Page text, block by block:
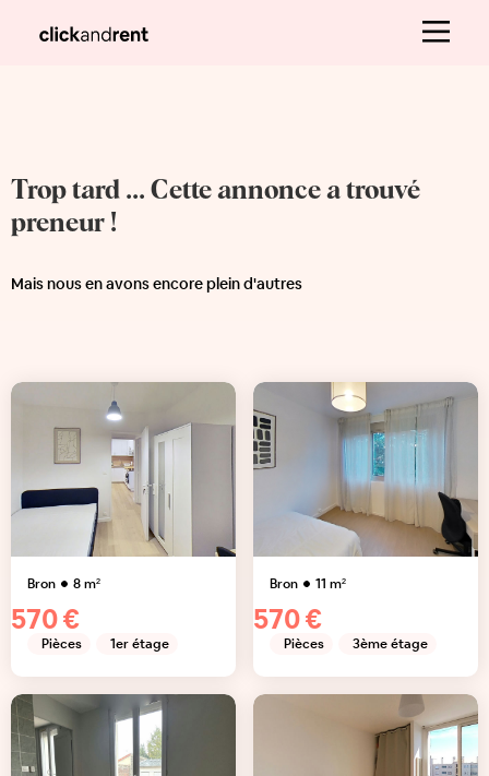
Trop tard ... Cette annonce a trouvé
preneur !
Mais nous en avons encore plein d'autres
Bron 8m²
570 €
Pièces 1er étage
Bron 11 m²
570 €
Pièces 3ème étage